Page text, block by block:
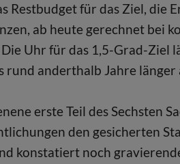
Restbudget für das Ziel, die
ab heute gerechnet bei
Uhr für das 1,5-Grad-Ziel
rund anderthalb Jahre länger
erste Teil des Sechsten
den gesicherten
konstatiert noch